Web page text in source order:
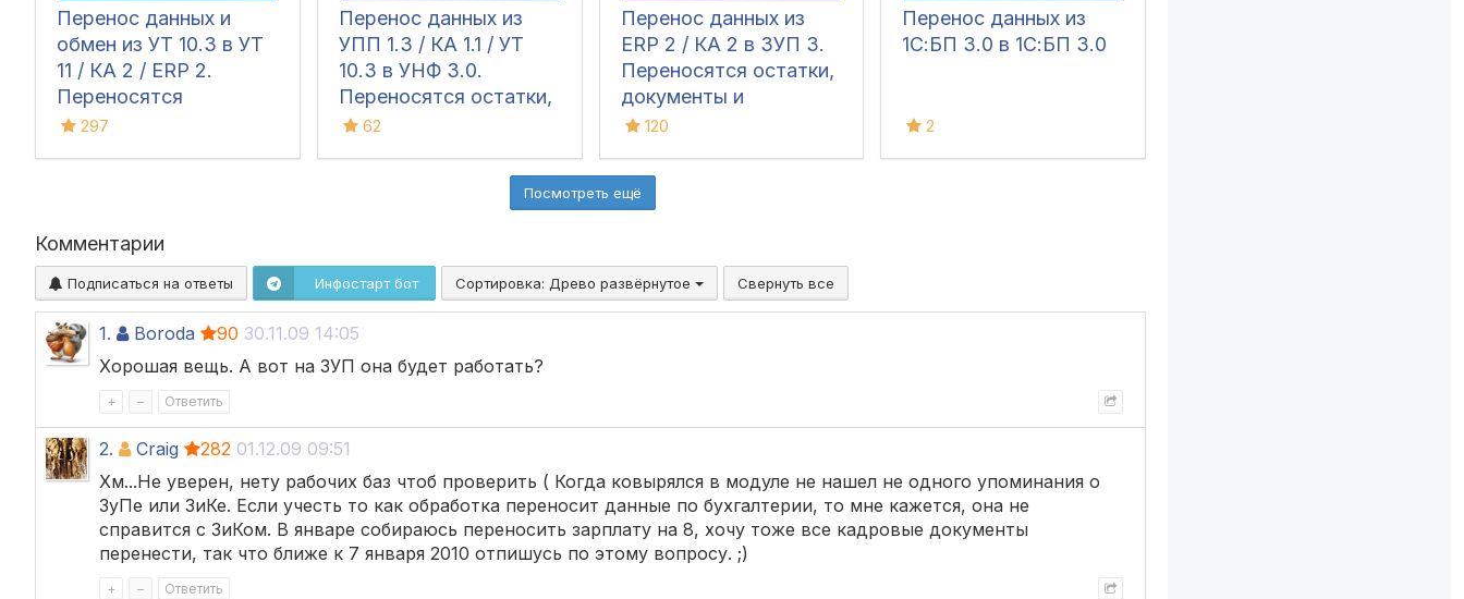
Перенос данных и
обмен из УТ 10.3 в УТ
11 / КА 2 / ERP 2.
Переносятся
документы,
297
Перенос данных из
УПП 1.3 / КА 1.1 / УТ
10.3 в УНФ 3.0.
Переносятся остатки,
документы и
62
Перенос данных из
ERP 2 / КА 2 в ЗУП 3.
Переносятся остатки,
документы и
справочники
120
Перенос данных из
1С:БП 3.0 в 1С:БП 3.0
2
Посмотреть ещё
Комментарии
Подписаться на ответы Инфостарт бот Сортировка: Древо развёрнутое Свернуть все
1. Boroda 90 30.11.09 14:05
Хорошая вещь. А вот на ЗУП она будет работать?
+ – Ответить
2. Craig 282 01.12.09 09:51
Хм...Не уверен, нету рабочих баз чтоб проверить ( Когда ковырялся в модуле не нашел не одного упоминания о
ЗуПе или ЗиКе. Если учесть то как обработка переносит данные по бухгалтерии, то мне кажется, она не
справится с ЗиКом. В январе собираюсь переносить зарплату на 8, хочу тоже все кадровые документы
перенести, так что ближе к 7 января 2010 отпишусь по этому вопросу. ;)
+ – Ответить